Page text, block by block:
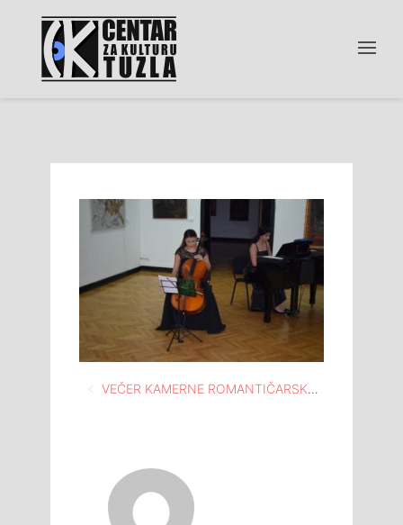
Navigacija
VEČER KAMERNE ROMANTIČARSKE MUZIKE ZA VIOLONČELO I KLAVIR